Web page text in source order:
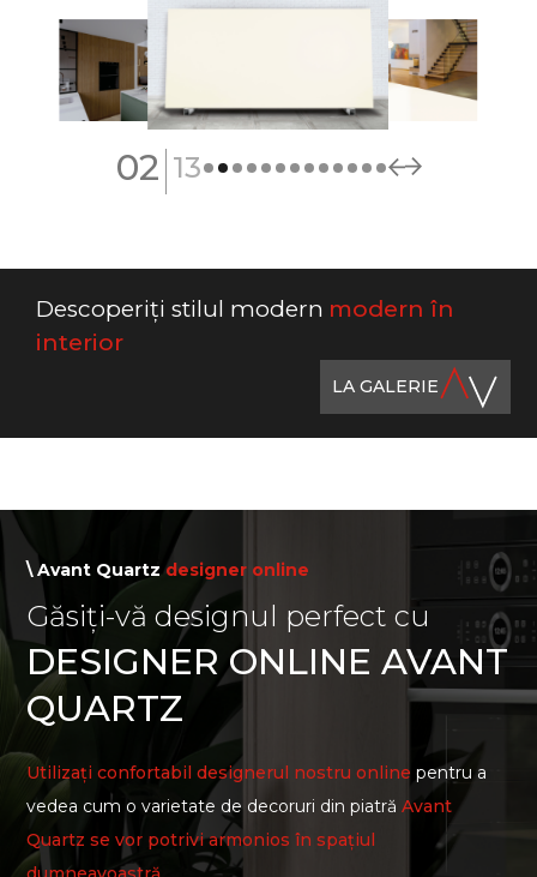
02| 13
Descoperiți stilul modern modern în
interior
LA GALERIE
\ Avant Quartzdesigner online
Găsiți-vă designul perfect cu
DESIGNER ONLINE AVANT
QUARTZ
Utilizați confortabil designerul nostru onlinepentru a
vedea cum o varietate de decoruri din piatrăAvant
Quartz se vor potrivi armonios în spațiul